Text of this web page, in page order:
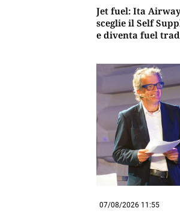
Jet fuel: Ita
sceglie il Self
e diventa fuel
07/08/2026 11:55